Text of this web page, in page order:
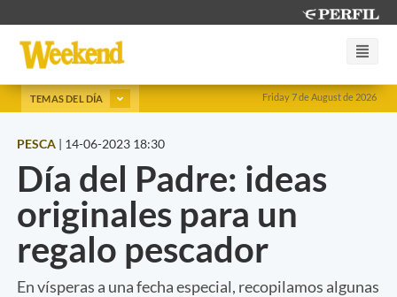
Friday 7 de August de 2026
TEMAS DEL DÍA
PESCA | 14-06-2023 18:30
Día del Padre: ideas
originales para un
regalo pescador
En vísperas a una fecha especial, recopilamos algunas